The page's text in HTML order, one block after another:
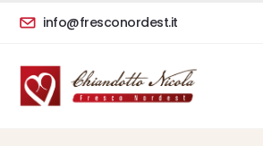
info@fresconordest.it